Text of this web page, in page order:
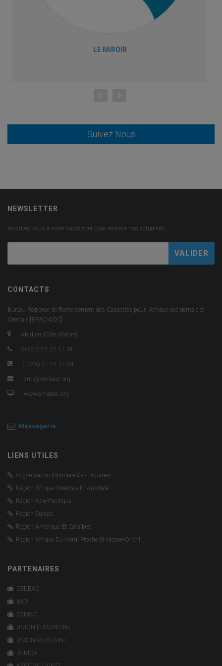
LE MIROIR
Suivez Nous
NEWSLETTER
Inscrivez vous à notre Newsletter pour recevoir nos actualités
CONTACTS
Bureau Régional de Renforcement des Capacités pour l’Afrique occidentale et
Centrale [BRRC-AOC]
Abidjan (Côte d’Ivoire)
(+225) 21 22 17 01
(+225) 21 22 17 04
brrc@omdaoc.org
www.omdaoc.org
Messagerie
LIENS UTILES
Organisation Mondiale Des Douanes
Région Afrique Orientale Et Australe
Région Asie-Pacifique
Région Europe
Région Amérique Et Caraïbes
Région Afrique Du Nord, Proche Et Moyen-Orient
PARTENAIRES
CEDEAO
BAD
CEMAC
UNION EUROPEENE
UNION AFRICAINE
UEMOA